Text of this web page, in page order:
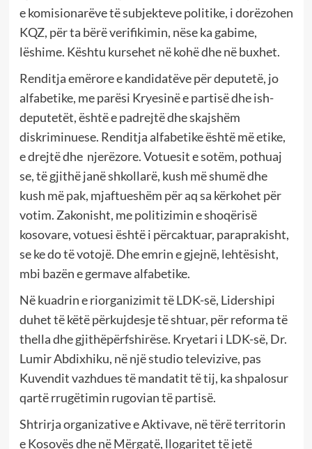
e komisionarëve të subjekteve politike, i dorëzohen
KQZ, për ta bërë verifikimin, nëse ka gabime,
lëshime. Kështu kursehet në kohë dhe në buxhet.
Renditja emërore e kandidatëve për deputetë, jo
alfabetike, me parësi Kryesinë e partisë dhe ish-
deputetët, është e padrejtë dhe skajshëm
diskriminuese. Renditja alfabetike është më etike,
e drejtë dhe njerëzore. Votuesit e sotëm, pothuaj
se, të gjithë janë shkollarë, kush më shumë dhe
kush më pak, mjaftueshëm për aq sa kërkohet për
votim. Zakonisht, me politizimin e shoqërisë
kosovare, votuesi është i përcaktuar, paraprakisht,
se ke do të votojë. Dhe emrin e gjejnë, lehtësisht,
mbi bazën e germave alfabetike.
Në kuadrin e riorganizimit të LDK-së, Lidershipi
duhet të këtë përkujdesje të shtuar, për reforma të
thella dhe gjithëpërfshirëse. Kryetari i LDK-së, Dr.
Lumir Abdixhiku, në një studio televizive, pas
Kuvendit vazhdues të mandatit të tij, ka shpalosur
qartë rrugëtimin rugovian të partisë.
Shtrirja organizative e Aktivave, në tërë territorin
e Kosovës dhe në Mërgatë, llogaritet të jetë